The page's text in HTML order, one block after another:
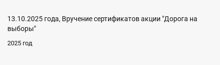
13.10.2025 года, Вручение сертификатов акции "Дорога на
выборы"
2025 год